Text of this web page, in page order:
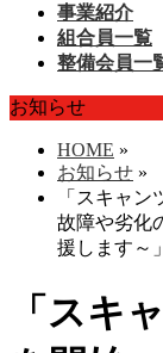
事業紹介
組合員一覧
整備会員一
お知らせ
HOME »
お知らせ »
「スキャ
故障や劣化
援します～
「スキ